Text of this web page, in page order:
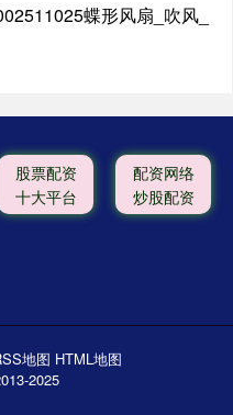
蝶形风扇_吹风_
股票配资
十大平台
配资网络
炒股配资
地图 HTML地图
2025